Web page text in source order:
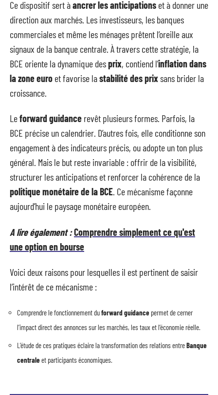
Ce dispositif sert àancrer les anticipations et à donner une
direction aux marchés. Les investisseurs, les banques
commerciales et même les ménages prêtent l’oreille aux
signaux de la banque centrale. À travers cette stratégie, la
BCE oriente la dynamique desprix, contiend l’inflation dans
la zone euro et favorise lastabilité des prixsans brider la
croissance.
Leforward guidance revêt plusieurs formes. Parfois, la
BCE précise un calendrier. D’autres fois, elle conditionne son
engagement à des indicateurs précis, ou adopte un ton plus
général. Mais le but reste invariable : offrir de la visibilité,
structurer les anticipations et renforcer la cohérence de la
politique monétaire de la BCE. Ce mécanisme façonne
aujourd’hui le paysage monétaire européen.
A lire également :Comprendre simplement ce qu'est
une option en bourse
Voici deux raisons pour lesquelles il est pertinent de saisir
l’intérêt de ce mécanisme :
Comprendre le fonctionnement duforward guidance permet de cerner
l’impact direct des annonces sur les marchés, les taux et l’économie réelle.
L’étude de ces pratiques éclaire la transformation des relations entreBanque
centraleet participants économiques.